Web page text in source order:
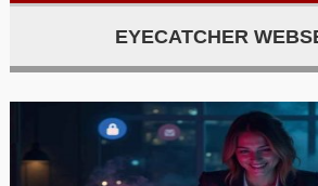
EYECATCHER